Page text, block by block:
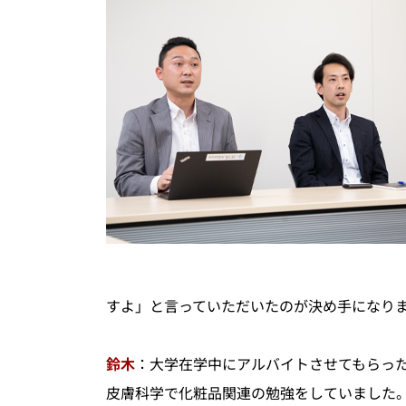
すよ」と言っていただいたのが決め手になり
鈴木 ：大学在学中にアルバイトさせてもら
皮膚科学で化粧品関連の勉強をしていまし